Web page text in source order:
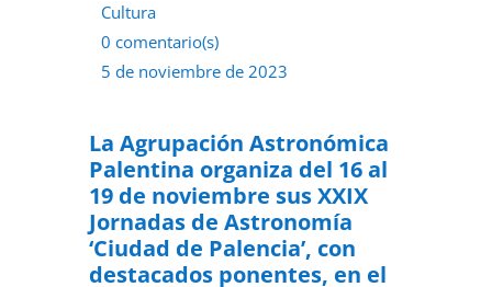
Cultura
0 comentario(s)
5 de noviembre de 2023
La Agrupación Astronómica
Palentina organiza del 16 al
19 de noviembre sus XXIX
Jornadas de Astronomía
‘Ciudad de Palencia’, con
destacados ponentes, en el